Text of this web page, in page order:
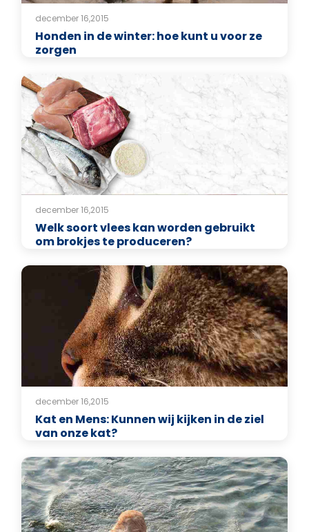
december 16,2015
Honden in de winter: hoe kunt u voor ze
zorgen
december 16,2015
Welk soort vlees kan worden gebruikt
om brokjes te produceren?
december 16,2015
Kat en Mens: Kunnen wij kijken in de ziel
van onze kat?